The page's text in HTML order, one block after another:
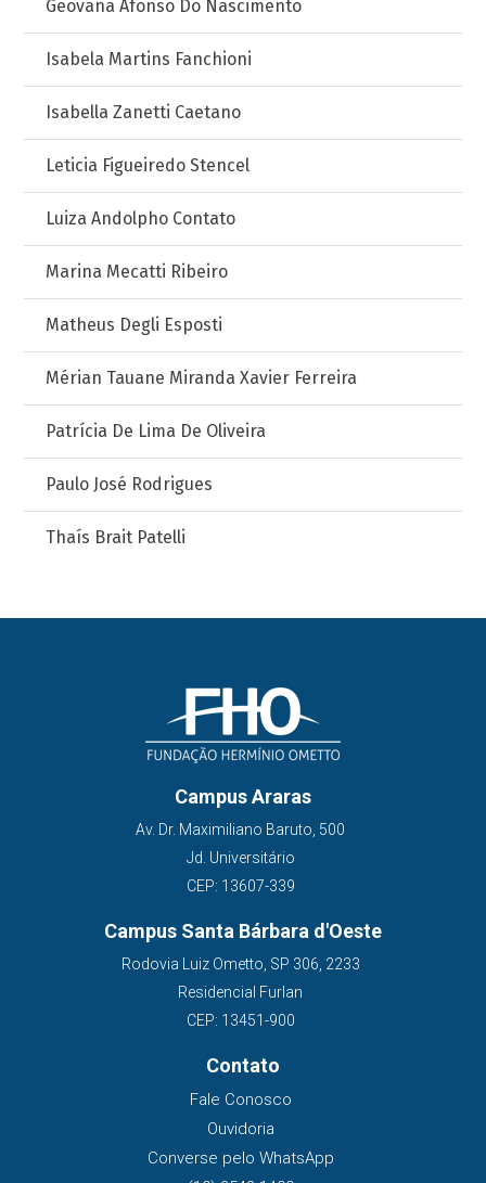
Geovana Afonso Do Nascimento
Isabela Martins Fanchioni
Isabella Zanetti Caetano
Leticia Figueiredo Stencel
Luiza Andolpho Contato
Marina Mecatti Ribeiro
Matheus Degli Esposti
Mérian Tauane Miranda Xavier Ferreira
Patrícia De Lima De Oliveira
Paulo José Rodrigues
Thaís Brait Patelli
Campus Araras
Av. Dr. Maximiliano Baruto, 500
Jd. Universitário
CEP: 13607-339
Campus Santa Bárbara d'Oeste
Rodovia Luiz Ometto, SP 306, 2233
Residencial Furlan
CEP: 13451-900
Contato
Fale Conosco
Ouvidoria
Converse pelo WhatsApp